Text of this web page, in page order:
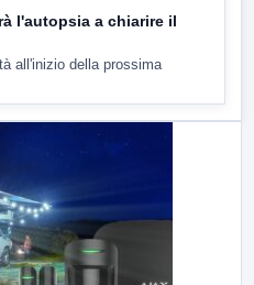
l'autopsia a chiarire il
all'inizio della prossima